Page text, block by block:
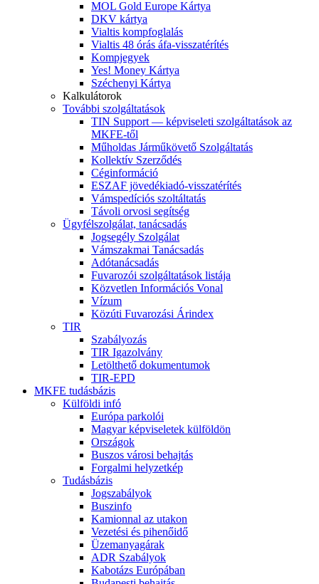
MOL Gold Europe Kártya
DKV kártya
Vialtis kompfoglalás
Vialtis 48 órás áfa-visszatérítés
Kompjegyek
Yes! Money Kártya
Széchenyi Kártya
Kalkulátorok
További szolgáltatások
TIN Support — képviseleti szolgáltatások az
MKFE-től
Műholdas Járműkövető Szolgáltatás
Kollektív Szerződés
Céginformáció
ESZAF jövedékiadó-visszatérítés
Vámspedíciós szoltáltatás
Távoli orvosi segítség
Ügyfélszolgálat, tanácsadás
Jogsegély Szolgálat
Vámszakmai Tanácsadás
Adótanácsadás
Fuvarozói szolgáltatások listája
Közvetlen Információs Vonal
Vízum
Közúti Fuvarozási Árindex
TIR
Szabályozás
TIR Igazolvány
Letölthető dokumentumok
TIR-EPD
MKFE tudásbázis
Külföldi infó
Európa parkolói
Magyar képviseletek külföldön
Országok
Buszos városi behajtás
Forgalmi helyzetkép
Tudásbázis
Jogszabályok
Buszinfo
Kamionnal az utakon
Vezetési és pihenőidő
Üzemanyagárak
ADR Szabályok
Kabotázs Európában